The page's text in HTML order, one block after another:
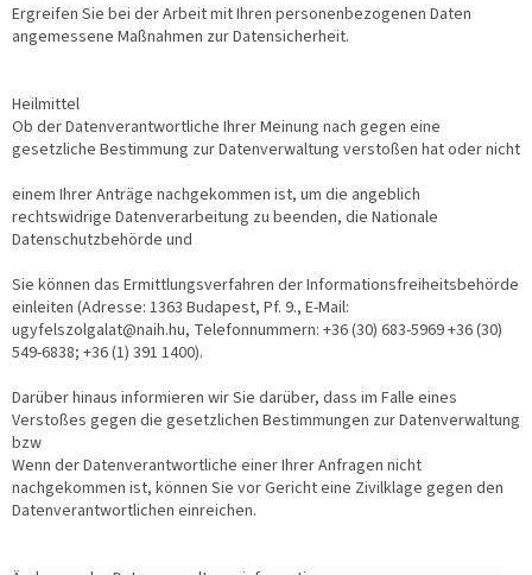
Ergreifen Sie bei der Arbeit mit Ihren personenbezogenen Daten
angemessene Maßnahmen zur Datensicherheit.
Heilmittel
Ob der Datenverantwortliche Ihrer Meinung nach gegen eine
gesetzliche Bestimmung zur Datenverwaltung verstoßen hat oder nicht
einem Ihrer Anträge nachgekommen ist, um die angeblich
rechtswidrige Datenverarbeitung zu beenden, die Nationale
Datenschutzbehörde und
Sie können das Ermittlungsverfahren der Informationsfreiheitsbehörde
einleiten (Adresse: 1363 Budapest, Pf. 9., E-Mail:
ugyfelszolgalat@naih.hu, Telefonnummern: +36 (30) 683-5969 +36 (30)
549-6838; +36 (1) 391 1400).
Darüber hinaus informieren wir Sie darüber, dass im Falle eines
Verstoßes gegen die gesetzlichen Bestimmungen zur Datenverwaltung
bzw
Wenn der Datenverantwortliche einer Ihrer Anfragen nicht
nachgekommen ist, können Sie vor Gericht eine Zivilklage gegen den
Datenverantwortlichen einreichen.